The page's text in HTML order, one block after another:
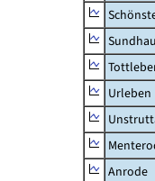
Urleben
Anrode